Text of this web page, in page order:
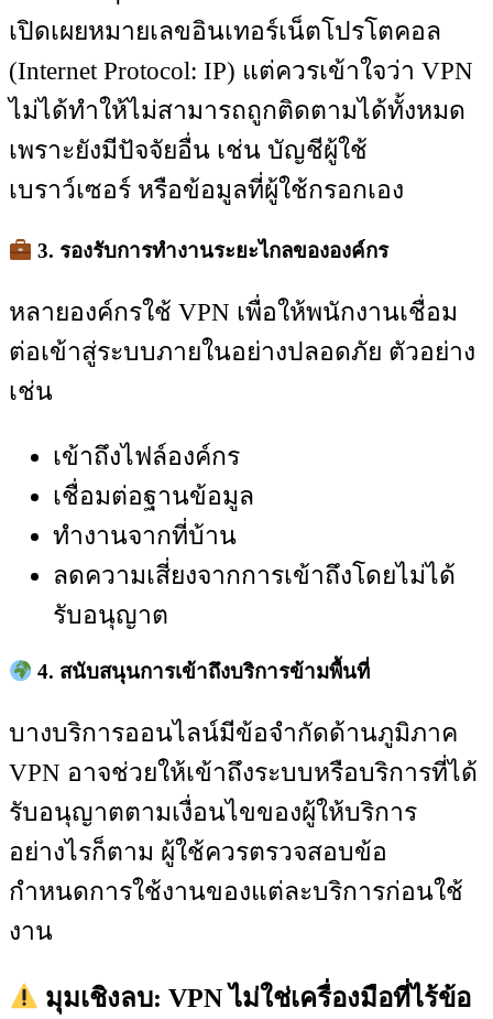
เปิดเผยหมายเลขอินเทอร์เน็ตโปรโตคอล
(Internet Protocol: IP) แต่ควรเข้าใจว่า VPN
ไม่ได้ทำให้ไม่สามารถถูกติดตามได้ทั้งหมด
เพราะยังมีปัจจัยอื่น เช่น บัญชีผู้ใช้
เบราว์เซอร์ หรือข้อมูลที่ผู้ใช้กรอกเอง
3. รองรับการทำงานระยะไกลขององค์กร
หลายองค์กรใช้ VPN เพื่อให้พนักงานเชื่อม
ต่อเข้าสู่ระบบภายในอย่างปลอดภัย ตัวอย่าง
เช่น
เข้าถึงไฟล์องค์กร
เชื่อมต่อฐานข้อมูล
ทำงานจากที่บ้าน
ลดความเสี่ยงจากการเข้าถึงโดยไม่ได้
รับอนุญาต
4. สนับสนุนการเข้าถึงบริการข้ามพื้นที่
บางบริการออนไลน์มีข้อจำกัดด้านภูมิภาค
VPN อาจช่วยให้เข้าถึงระบบหรือบริการที่ได้
รับอนุญาตตามเงื่อนไขของผู้ให้บริการ
อย่างไรก็ตาม ผู้ใช้ควรตรวจสอบข้อ
กำหนดการใช้งานของแต่ละบริการก่อนใช้
งาน
มุมเชิงลบ: VPN ไม่ใช่เครื่องมือที่ไร้ข้อ